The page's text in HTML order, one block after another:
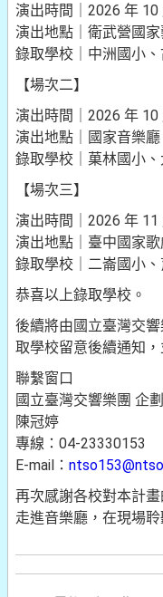
演出時間｜2026 年
演出地點｜衛武營國
錄取學校｜中洲國小
【場次二】
演出時間｜2026 年
演出地點｜國家音樂廳
錄取學校｜菓林國小
【場次三】
演出時間｜2026 年
演出地點｜臺中國家
錄取學校｜二崙國小
恭喜以上錄取學校。
後續將由國立臺灣交
取學校留意後續通知
聯繫窗口
國立臺灣交響樂團 企
陳冠婷
專線：04-23330153
E-mail：
再次感謝各校對本計
走進音樂廳，在現場